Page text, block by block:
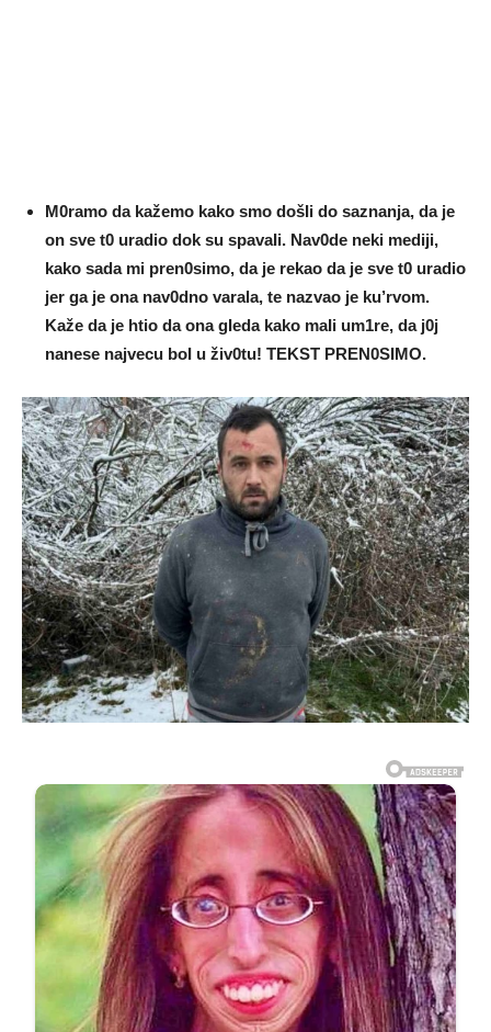
M0ramo da kažemo kako smo došIi do saznanja, da je
on sve t0 uradio dok su spavaIi. Nav0de neki mediji,
kako sada mi pren0simo, da je rekao da je sve t0 uradio
jer ga je ona nav0dno varala, te nazvao je ku’rvom.
Kaže da je htio da ona gIeda kako maIi um1re, da j0j
nanese najvecu boI u živ0tu! TEKST PREN0SIMO.